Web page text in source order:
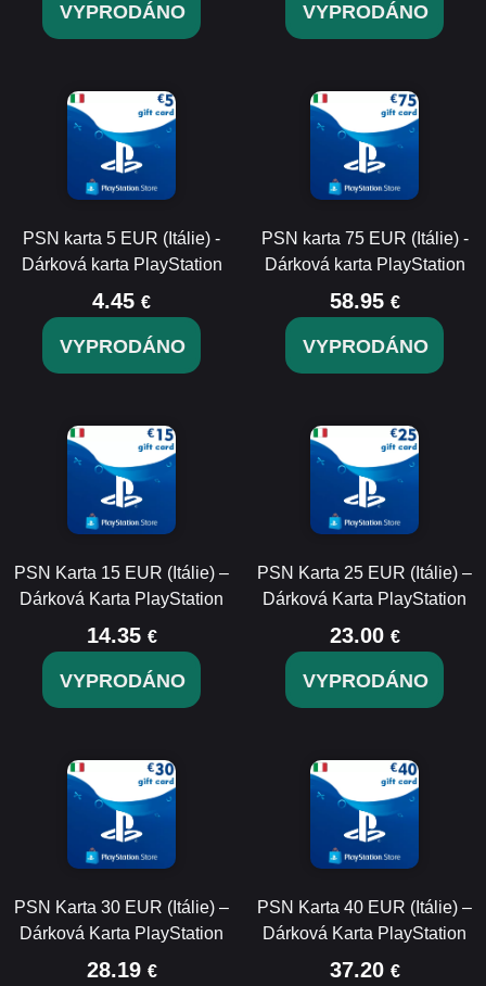
VYPRODÁNO VYPRODÁNO
PSN karta 5 EUR (Itálie) -
Dárková karta PlayStation
4.45 €
VYPRODÁNO
PSN karta 75 EUR (Itálie) -
Dárková karta PlayStation
58.95 €
VYPRODÁNO
PSN Karta 15 EUR (Itálie) –
Dárková Karta PlayStation
14.35 €
VYPRODÁNO
PSN Karta 25 EUR (Itálie) –
Dárková Karta PlayStation
23.00 €
VYPRODÁNO
PSN Karta 30 EUR (Itálie) –
Dárková Karta PlayStation
28.19 €
PSN Karta 40 EUR (Itálie) –
Dárková Karta PlayStation
37.20 €